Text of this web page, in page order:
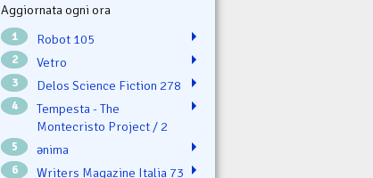
Aggiornata ogni ora
1 Robot 105
2 Vetro
3 Delos Science Fiction 278
4
Tempesta - The
Montecristo Project / 2
5 ənima
6 Writers Magazine Italia 73